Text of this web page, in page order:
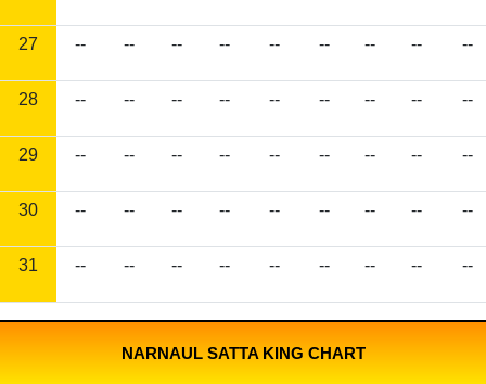
27 -- -- -- -- -- -- -- -- --
28 -- -- -- -- -- -- -- -- --
29 -- -- -- -- -- -- -- -- --
30 -- -- -- -- -- -- -- -- --
31 -- -- -- -- -- -- -- -- --
NARNAUL SATTA KING CHART